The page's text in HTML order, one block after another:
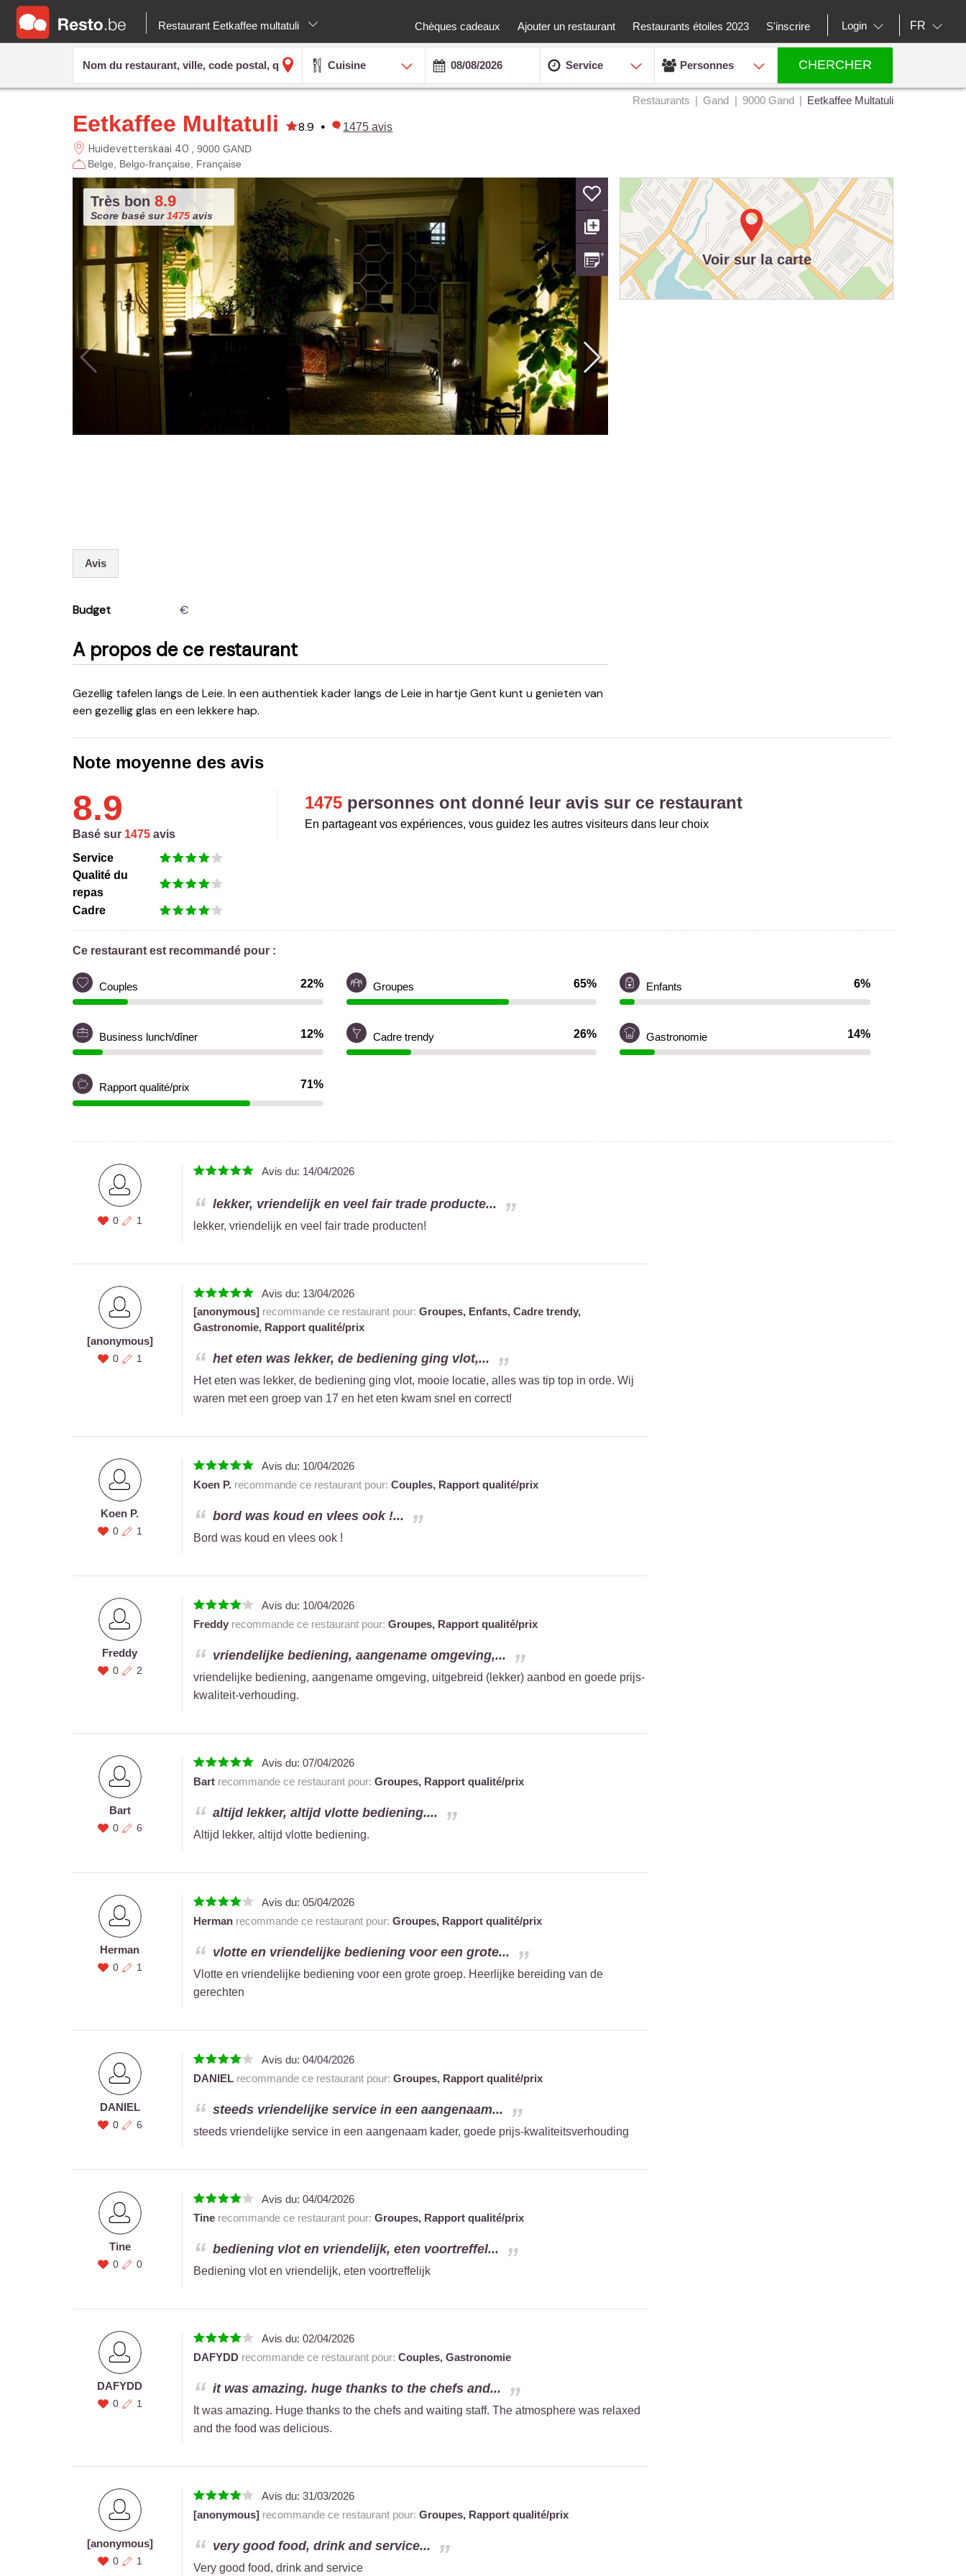
Restaurant Eetkaffee multatuli Chèques cadeaux Ajouter un restaurant Restaurants étoiles 2023 S'inscrire Login FR
Cuisine Service Personnes CHERCHER
Restaurants Gand 9000 Gand Eetkaffee Multatuli
Eetkaffee Multatuli 8.9 • 1475 avis
Huidevetterskaai 40
9000 GAND
Belge
Belgo-française Française
Très bon 8.9
Score basé sur1475 avis
Avis
Budget €
A propos de ce restaurant
Gezellig tafelen langs de Leie. In een authentiek kader langs de Leie in hartje Gent kunt u genieten van
een gezellig glas en een lekkere hap.
Voir sur la carte
Note moyenne des avis
8.9
Basé sur 1475 avis
Service
Qualité du
repas
Cadre
1475 personnes ont donné leur avis sur ce restaurant
En partageant vos expériences, vous guidez les autres visiteurs dans leur choix
Ce restaurant est recommandé pour :
Couples 22% Groupes 65% Enfants 6%
Business lunch/dîner 12% Cadre trendy 26% Gastronomie 14%
Rapport qualité/prix 71%
0 1
Avis du: 14/04/2026
lekker, vriendelijk en veel fair trade producte...
lekker, vriendelijk en veel fair trade producten!
[anonymous]
0 1
Avis du: 13/04/2026
[anonymous]recommande ce restaurant pour: Groupes, Enfants, Cadre trendy,
Gastronomie, Rapport qualité/prix
het eten was lekker, de bediening ging vlot,...
Het eten was lekker, de bediening ging vlot, mooie locatie, alles was tip top in orde. Wij
waren met een groep van 17 en het eten kwam snel en correct!
Koen P.
0 1
Avis du: 10/04/2026
Koen P.recommande ce restaurant pour: Couples, Rapport qualité/prix
bord was koud en vlees ook !...
Bord was koud en vlees ook !
Freddy
0 2
Avis du: 10/04/2026
Freddyrecommande ce restaurant pour: Groupes, Rapport qualité/prix
vriendelijke bediening, aangename omgeving,...
vriendelijke bediening, aangename omgeving, uitgebreid (lekker) aanbod en goede prijs-
kwaliteit-verhouding.
Bart
0 6
Avis du: 07/04/2026
Bartrecommande ce restaurant pour: Groupes, Rapport qualité/prix
altijd lekker, altijd vlotte bediening....
Altijd lekker, altijd vlotte bediening.
Herman
0 1
Avis du: 05/04/2026
Hermanrecommande ce restaurant pour: Groupes, Rapport qualité/prix
vlotte en vriendelijke bediening voor een grote...
Vlotte en vriendelijke bediening voor een grote groep. Heerlijke bereiding van de
gerechten
DANIEL
0 6
Avis du: 04/04/2026
DANIELrecommande ce restaurant pour: Groupes, Rapport qualité/prix
steeds vriendelijke service in een aangenaam...
steeds vriendelijke service in een aangenaam kader, goede prijs-kwaliteitsverhouding
Tine
0 0
Avis du: 04/04/2026
Tinerecommande ce restaurant pour: Groupes, Rapport qualité/prix
bediening vlot en vriendelijk, eten voortreffel...
Bediening vlot en vriendelijk, eten voortreffelijk
DAFYDD
0 1
Avis du: 02/04/2026
DAFYDDrecommande ce restaurant pour: Couples, Gastronomie
it was amazing. huge thanks to the chefs and...
It was amazing. Huge thanks to the chefs and waiting staff. The atmosphere was relaxed
and the food was delicious.
[anonymous]
0 1
Avis du: 31/03/2026
[anonymous]recommande ce restaurant pour: Groupes, Rapport qualité/prix
very good food, drink and service...
Very good food, drink and service